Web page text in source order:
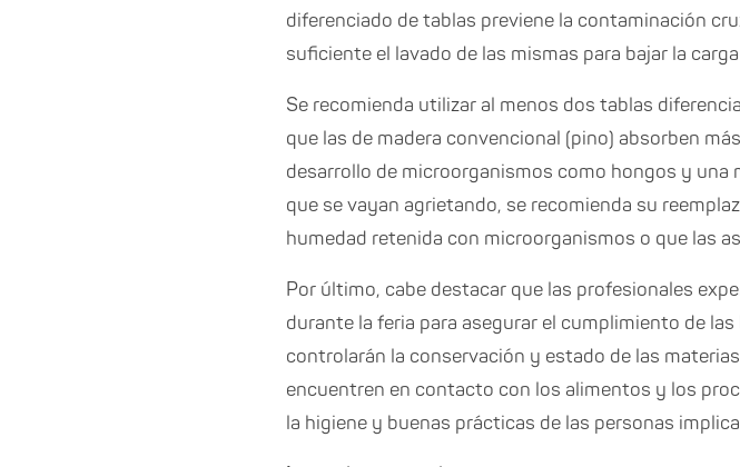
diferenciado de tablas previene la contaminación
suficiente el lavado de las mismas para bajar la
Se recomienda utilizar al menos dos tablas
que las de madera convencional (pino) absorben
desarrollo de microorganismos como hongos y
que se vayan agrietando, se recomienda su
humedad retenida con microorganismos o que las
Por último, cabe destacar que las profesionales
durante la feria para asegurar el cumplimiento de
controlarán la conservación y estado de las
encuentren en contacto con los alimentos y los
la higiene y buenas prácticas de las personas